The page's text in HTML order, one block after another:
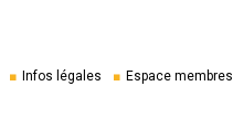
Infos légales Espace membres